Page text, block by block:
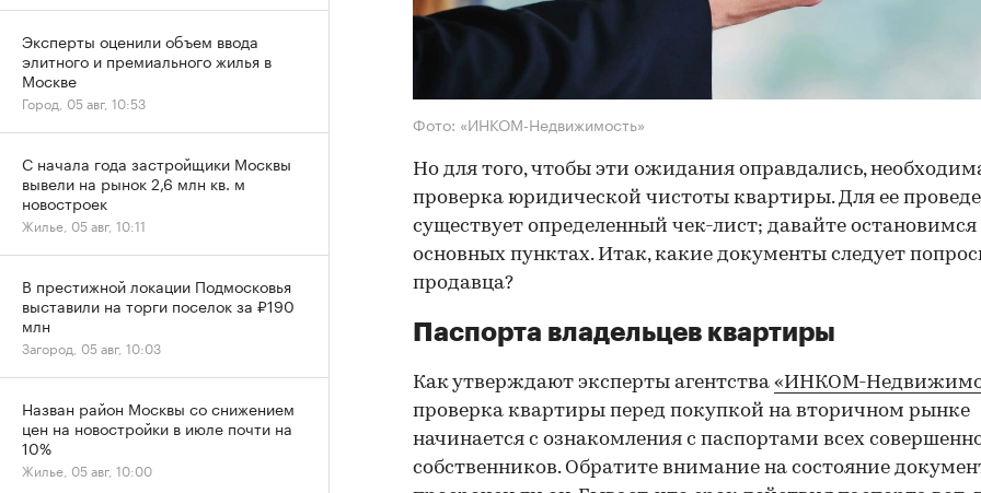
Фото: «ИНКОМ-Недвижимость»
Но для того, чтобы эти ожидания оправдались,
проверка юридической чистоты квартиры. Для ее
существует определенный чек-лист; давайте остановимся
основных пунктах. Итак, какие документы следует
продавца?
Паспорта владельцев квартиры
Как утверждают эксперты агентства «ИНКОМ-
проверка квартиры перед покупкой на вторичном рынке
начинается с ознакомления с паспортами всех
собственников. Обратите внимание на состояние
Эксперты оценили объем ввода
элитного и премиального жилья в
Москве
Город, 05 авг, 10:53
С начала года застройщики Москвы
вывели на рынок 2,6 млн кв. м
новостроек
Жилье, 05 авг, 10:11
В престижной локации Подмосковья
выставили на торги поселок за ₽190
млн
Загород, 05 авг, 10:03
Назван район Москвы со снижением
цен на новостройки в июле почти на
10%
Жилье, 05 авг, 10:00